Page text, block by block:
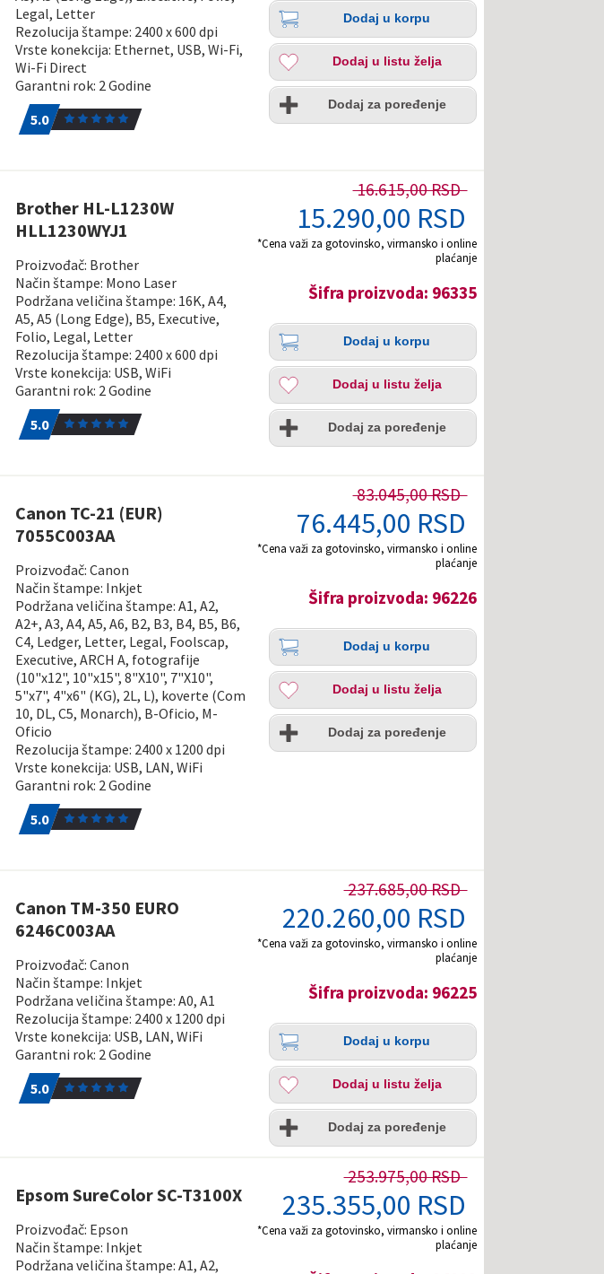
Legal, Letter
Rezolucija štampe: 2400 x 600 dpi
Vrste konekcija: Ethernet, USB, Wi-Fi,
Wi-Fi Direct
Garantni rok: 2 Godine
5.01
5.0
Količina
Dodaj
korpu
Dodaj u korpu
Dodaj
listu
želja
Dodaj u listu želja
Uporedi
Dodaj za poređenje
Brother HL-L1230W
HLL1230WYJ1
Proizvođač: Brother
Način štampe: Mono Laser
Podržana veličina štampe: 16K, A4,
A5, A5 (Long Edge), B5, Executive,
Folio, Legal, Letter
Rezolucija štampe: 2400 x 600 dpi
Vrste konekcija: USB, WiFi
Garantni rok: 2 Godine
5.01
5.0
16.615,00 RSD
15.290,00 RSD
*Cena važi za gotovinsko, virmansko i online
plaćanje
Šifra proizvoda: 96335
Količina
Dodaj
korpu
Dodaj u korpu
Dodaj
listu
želja
Dodaj u listu želja
Uporedi
Dodaj za poređenje
Canon TC-21 (EUR)
7055C003AA
Proizvođač: Canon
Način štampe: Inkjet
Podržana veličina štampe: A1, A2,
A2+, A3, A4, A5, A6, B2, B3, B4, B5, B6,
C4, Ledger, Letter, Legal, Foolscap,
Executive, ARCH A, fotografije
(10"x12", 10"x15", 8"X10", 7"X10",
5"x7", 4"x6" (KG), 2L, L), koverte (Com
10, DL, C5, Monarch), B-Oficio, M-
Oficio
Rezolucija štampe: 2400 x 1200 dpi
Vrste konekcija: USB, LAN, WiFi
Garantni rok: 2 Godine
5.01
5.0
83.045,00 RSD
76.445,00 RSD
*Cena važi za gotovinsko, virmansko i online
plaćanje
Šifra proizvoda: 96226
Količina
Dodaj
korpu
Dodaj u korpu
Dodaj
listu
želja
Dodaj u listu želja
Uporedi
Dodaj za poređenje
Canon TM-350 EURO
6246C003AA
Proizvođač: Canon
Način štampe: Inkjet
Podržana veličina štampe: A0, A1
Rezolucija štampe: 2400 x 1200 dpi
Vrste konekcija: USB, LAN, WiFi
Garantni rok: 2 Godine
5.01
5.0
237.685,00 RSD
220.260,00 RSD
*Cena važi za gotovinsko, virmansko i online
plaćanje
Šifra proizvoda: 96225
Količina
Dodaj
korpu
Dodaj u korpu
Dodaj
listu
želja
Dodaj u listu želja
Uporedi
Dodaj za poređenje
Epsom SureColor SC-T3100X
Proizvođač: Epson
Način štampe: Inkjet
Podržana veličina štampe: A1, A2,
253.975,00 RSD
235.355,00 RSD
*Cena važi za gotovinsko, virmansko i online
plaćanje